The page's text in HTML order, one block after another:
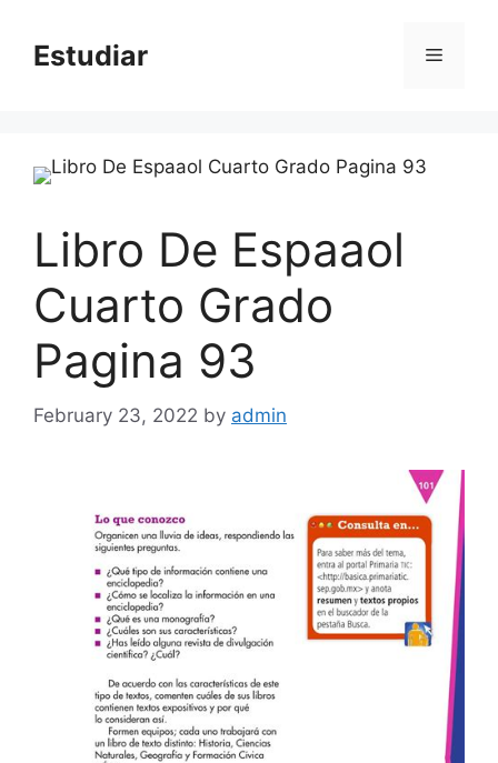
contentEstudiar Menu
Libro De Espaaol
Cuarto Grado
Pagina 93
February 23, 2022 by admin